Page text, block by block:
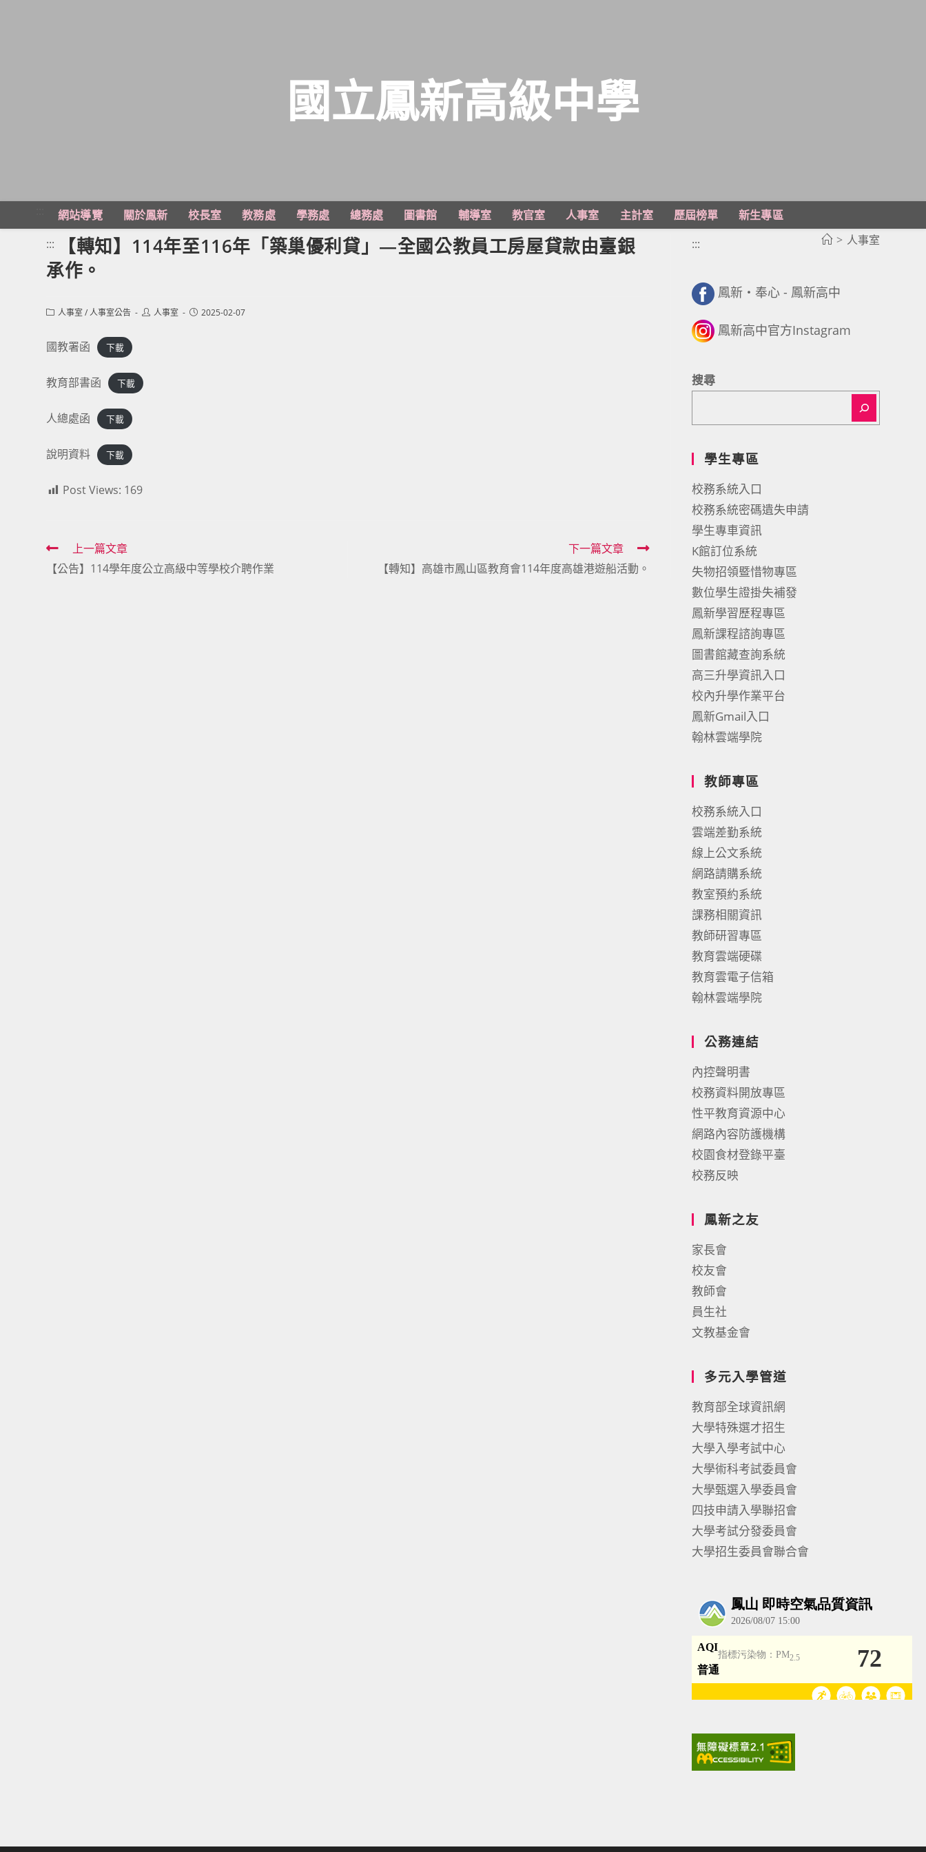
主
國立鳳新高級中學
網站導覽 關於鳳新 校長室 教務處 學務處 總務處 圖書館 輔導室 教官室 人事室 主計室 歷屆榜單
新生專區
> 人事室
:::
【轉知】114年至116年「築巢優利貸」—全國公教員工房屋貸款由臺銀
承作。
Post人事室/人事室公告
Post人事室
Post2025-02-07
國教署函 下載
教育部書函 下載
人總處函 下載
說明資料 下載
Post Views: 169
Read
more
上一篇文章
【公告】114學年度公立高級中等學校介聘作業
下一篇文章
【轉知】高雄市鳳山區教育會114年度高雄港遊船活動。
:::
鳳新・奉心 - 鳳新高中
鳳新高中官方Instagram
搜尋
學生專區
校務系統入口
校務系統密碼遺失申請
學生專車資訊
K館訂位系統
失物招領暨惜物專區
數位學生證掛失補發
鳳新學習歷程專區
鳳新課程諮詢專區
圖書館藏查詢系統
高三升學資訊入口
校內升學作業平台
鳳新Gmail入口
翰林雲端學院
教師專區
校務系統入口
雲端差勤系統
線上公文系統
網路請購系統
教室預約系統
課務相關資訊
教師研習專區
教育雲端硬碟
教育雲電子信箱
翰林雲端學院
公務連結
內控聲明書
校務資料開放專區
性平教育資源中心
網路內容防護機構
校園食材登錄平臺
校務反映
鳳新之友
家長會
校友會
教師會
員生社
文教基金會
多元入學管道
教育部全球資訊網
大學特殊選才招生
大學入學考試中心
大學術科考試委員會
大學甄選入學委員會
四技申請入學聯招會
大學考試分發委員會
大學招生委員會聯合會